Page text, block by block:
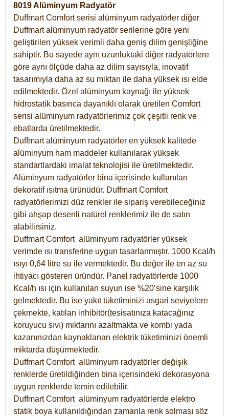
8019 Alüminyum Radyatör
Duffmart Comfort serisi alüminyum radyatörler diğer
Duffmart alüminyum radyatör serilerine göre yeni
geliştirilen yüksek verimli daha geniş dilim genişliğine
sahiptir. Bu sayede aynı uzunluktaki diğer radyatörlere
göre aynı ölçüde daha az dilim sayısıyla, inovatif
tasarımıyla daha az su miktarı ile daha yüksek ısı elde
edilmektedir. Özel alüminyum kaynağı ile yüksek
hidrostatik basınca dayanıklı olarak üretilen Comfort
serisi alüminyum radyatörlerimiz çok çeşitli renk ve
ebatlarda üretilmektedir.
Duffmart alüminyum radyatörler en yüksek kalitede
alüminyum ham maddeler kullanılarak yüksek
standartlardaki imalat teknolojisi ile üretilmektedir.
Alüminyum radyatörler bina içerisinde kullanılan
dekoratif ısıtma ürünüdür. Duffmart Comfort
radyatörlerimizi düz renkler ile sipariş verebileceğiniz
gibi ahşap desenli natürel renklerimiz ile de satın
alabilirsiniz.
Duffmart Comfort alüminyum radyatörler yüksek
verimde ısı transferine uygun tasarlanmıştır. 1000 Kcal/h
ısıyı 0,64 litre su ile vermektedir. Bu değer ile en az su
ihtiyacı gösteren üründür. Panel radyatörlerde 1000
Kcal/h ısı için kullanılan suyun ise %20’sine karşılık
gelmektedir. Bu ise yakıt tüketiminizi asgari seviyelere
çekmekte, katılan inhibitör(tesisatınıza katacağınız
koruyucu sıvı) miktarını azaltmakta ve kombi yada
kazanınızdan kaynaklanan elektrik tüketiminizi önemli
miktarda düşürmektedir.
Duffmart Comfort alüminyum radyatörler değişik
renklerde üretildiğinden bina içerisindeki dekorasyona
uygun renklerde temin edilebilir.
DuffmartComfort alüminyum radyatörlerde elektro
statik boya kullanıldığından zamanla renk solması söz